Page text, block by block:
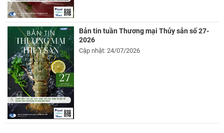
Bản tin tuần Thương mại Thủy sản số 27-
2026
Cập nhật: 24/07/2026